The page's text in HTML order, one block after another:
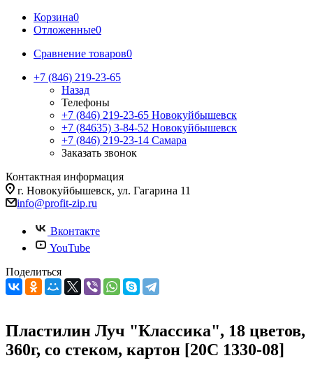
Корзина0
Отложенные0
Сравнение товаров0
+7 (846) 219-23-65
Назад
Телефоны
+7 (846) 219-23-65 Новокуйбышевск
+7 (84635) 3-84-52 Новокуйбышевск
+7 (846) 219-23-14 Самара
Заказать звонок
Контактная информация
г. Новокуйбышевск, ул. Гагарина 11
info@profit-zip.ru
Вконтакте
YouTube
Поделиться
Пластилин Луч "Классика", 18 цветов,
360г, со стеком, картон [20С 1330-08]